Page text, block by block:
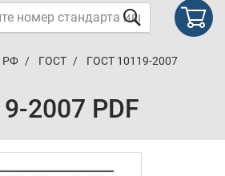
РФ ГОСТ ГОСТ 10119-2007
2007 PDF